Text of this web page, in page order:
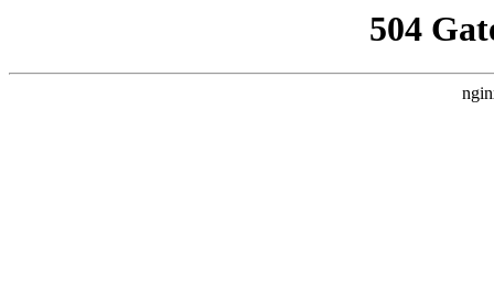
504